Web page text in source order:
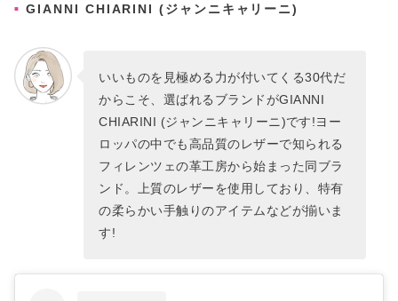
GIANNI CHIARINI (ジャンニキャリーニ)
いいものを見極める力が付いてくる30代だ
からこそ、選ばれるブランドがGIANNI
CHIARINI (ジャンニキャリーニ)です!ヨー
ロッパの中でも高品質のレザーで知られる
フィレンツェの革工房から始まった同ブラ
ンド。上質のレザーを使用しており、特有
の柔らかい手触りのアイテムなどが揃いま
す!